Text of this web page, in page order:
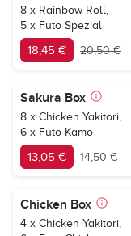
8 x Rainbow Roll,
5 x Futo Spezial
18,45 € 20,50 €
Sakura Box
8 x Chicken Yakitori,
6 x Futo Kamo
13,05 € 14,50 €
Chicken Box
4 x Chicken Yakitori,